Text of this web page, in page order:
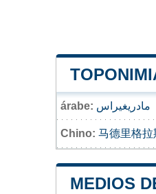
árabe: مادريغيراس
Chino: 马德里格拉
MEDIOS